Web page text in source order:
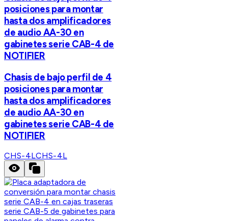
posiciones para montar
hasta dos amplificadores
de audio AA-30 en
gabinetes serie CAB-4 de
NOTIFIER
Chasis de bajo perfil de 4
posiciones para montar
hasta dos amplificadores
de audio AA-30 en
gabinetes serie CAB-4 de
NOTIFIER
CHS-4LCHS-4L